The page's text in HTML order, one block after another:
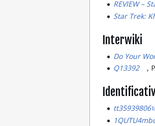
REVIEW –
Star Trek:
Interwiki
Do Your
Q13392
,
tt35939806